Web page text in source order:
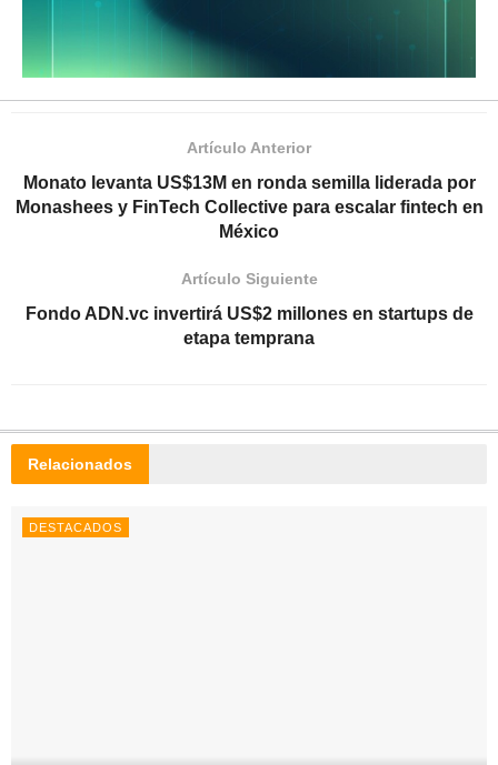
Artículo Anterior
Monato levanta US$13M en ronda semilla liderada por
Monashees y FinTech Collective para escalar fintech en
México
Artículo Siguiente
Fondo ADN.vc invertirá US$2 millones en startups de
etapa temprana
Relacionados
DESTACADOS